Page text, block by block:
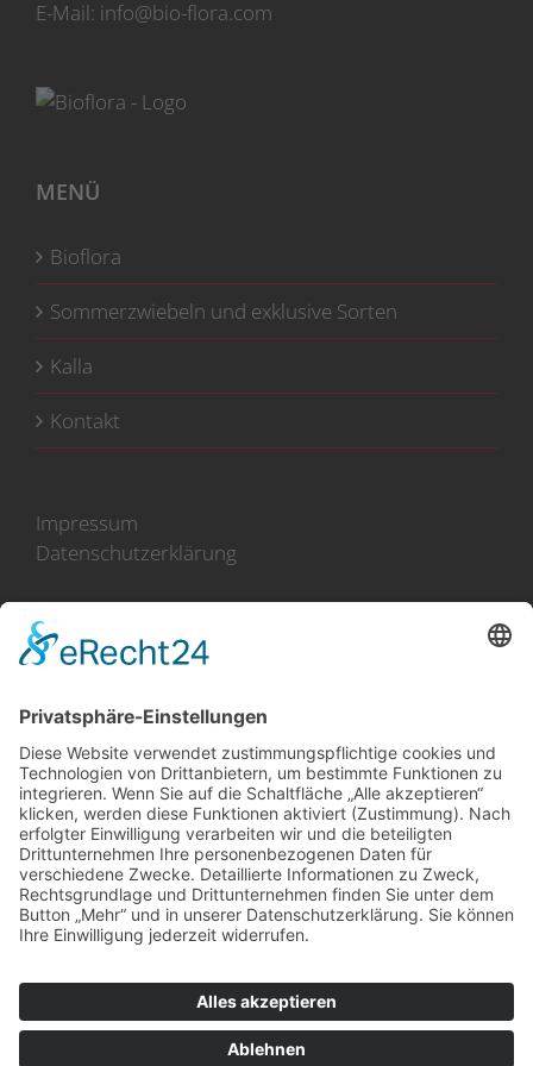
E-Mail: info@bio-flora.com
MENÜ
Bioflora
Sommerzwiebeln und exklusive Sorten
Kalla
Kontakt
Impressum
Datenschutzerklärung
100 Jahre Erfahrung
Direkt-Import aus Holland
(im Norden an der Küste)
Zusammenarbeit mit mehr
als 50 Züchtern
erstklassige Produkte